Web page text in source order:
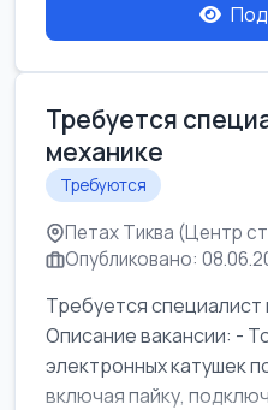
Требуется
механике
Требуются
Петах Тиква (Центр
Опубликовано:
Требуется
Описание вакансии: -
электронных катушек
включая пайку,